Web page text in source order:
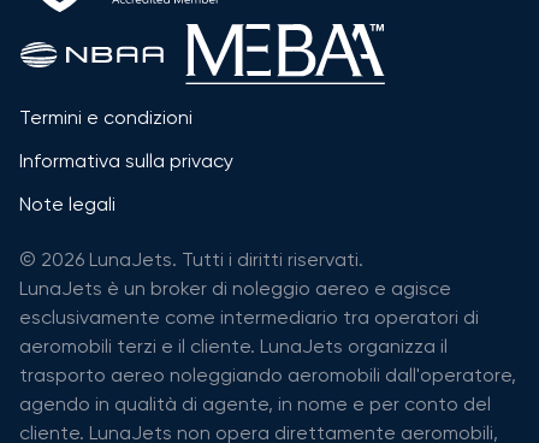
Termini e condizioni
Informativa sulla privacy
Note legali
© 2026 LunaJets. Tutti i diritti riservati.
LunaJets è un broker di noleggio aereo e agisce
esclusivamente come intermediario tra operatori di
aeromobili terzi e il cliente. LunaJets organizza il
trasporto aereo noleggiando aeromobili dall'operatore,
agendo in qualità di agente, in nome e per conto del
cliente. LunaJets non opera direttamente aeromobili,